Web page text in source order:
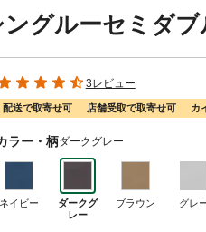
グルーセミダ
3レビュー
配送で取寄せ可 店舗受取で取寄せ可 カ
ラー・柄ダークグレー
ネイビー
ダークグ
レー
ブラウン グレ